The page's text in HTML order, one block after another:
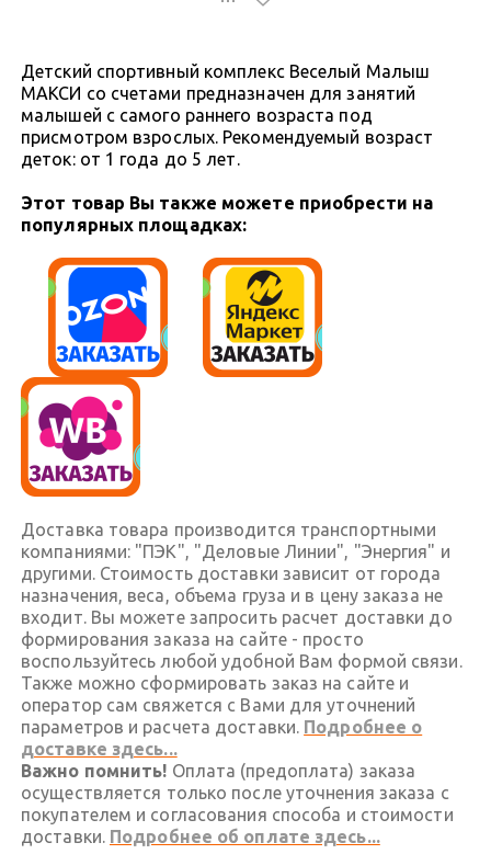
Детский спортивный комплекс Веселый Малыш
МАКСИ со счетами предназначен для занятий
малышей с самого раннего возраста под
присмотром взрослых. Рекомендуемый возраст
деток: от 1 года до 5 лет.
Этот товар Вы также можете приобрести на
популярных площадках:
Доставка товара производится транспортными
компаниями: "ПЭК", "Деловые Линии", "Энергия" и
другими. Стоимость доставки зависит от города
назначения, веса, объема груза и в цену заказа не
входит. Вы можете запросить расчет доставки до
формирования заказа на сайте - просто
воспользуйтесь любой удобной Вам формой связи.
Также можно сформировать заказ на сайте и
оператор сам свяжется с Вами для уточнений
параметров и расчета доставки. Подробнее о
доставке здесь...
Важно помнить! Оплата (предоплата) заказа
осуществляется только после уточнения заказа с
покупателем и согласования способа и стоимости
доставки. Подробнее об оплате здесь...